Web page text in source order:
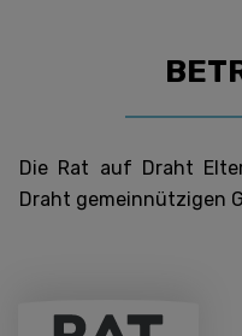
Die Rat auf Draht
Draht gemeinnützigen